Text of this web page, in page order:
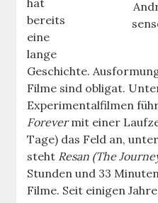
bereits
eine
lange
Geschichte.
Filme sind obligat.
Experimentalfilmen
Forevermit einer
Tage) das Feld an,
steht Resan (The
Stunden und 33
Filme. Seit einigen